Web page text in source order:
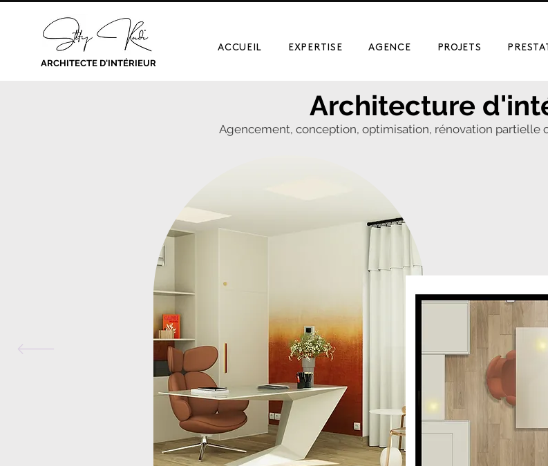
ACCUEIL EXPERTISE AGENCE PROJETS
ARCHITECTE D'INTÉRIEUR
Agencement, conception, optimisation, rénovation partielle
Architecture